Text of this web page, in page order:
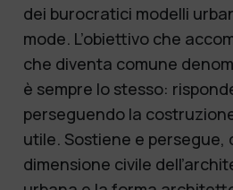
dei burocratici modelli
mode. L’obiettivo che
che diventa comune
è sempre lo stesso:
perseguendo la
utile. Sostiene e persegue,
dimensione civile